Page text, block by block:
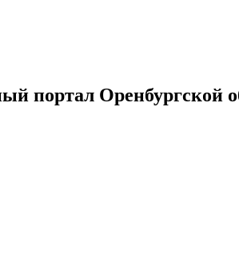
портал Оренбургской